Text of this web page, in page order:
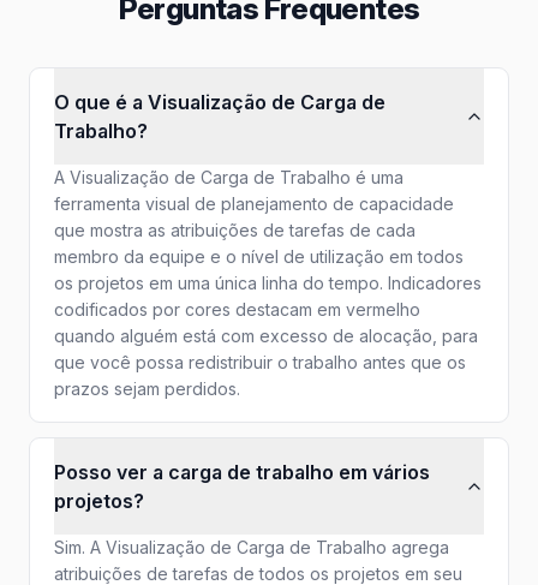
Perguntas Frequentes
O que é a Visualização de Carga de
Trabalho?
A Visualização de Carga de Trabalho é uma
ferramenta visual de planejamento de capacidade
que mostra as atribuições de tarefas de cada
membro da equipe e o nível de utilização em todos
os projetos em uma única linha do tempo. Indicadores
codificados por cores destacam em vermelho
quando alguém está com excesso de alocação, para
que você possa redistribuir o trabalho antes que os
prazos sejam perdidos.
Posso ver a carga de trabalho em vários
projetos?
Sim. A Visualização de Carga de Trabalho agrega
atribuições de tarefas de todos os projetos em seu